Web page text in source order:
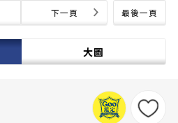
最後一頁
下一頁
大圖